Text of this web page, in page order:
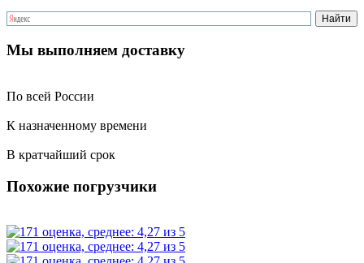
Мы выполняем доставку
По всей России
К назначенному времени
В кратчайший срок
Похожие погрузчики